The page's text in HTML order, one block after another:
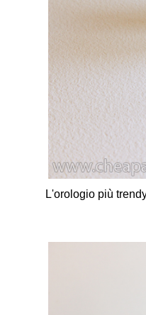
L'orologio più